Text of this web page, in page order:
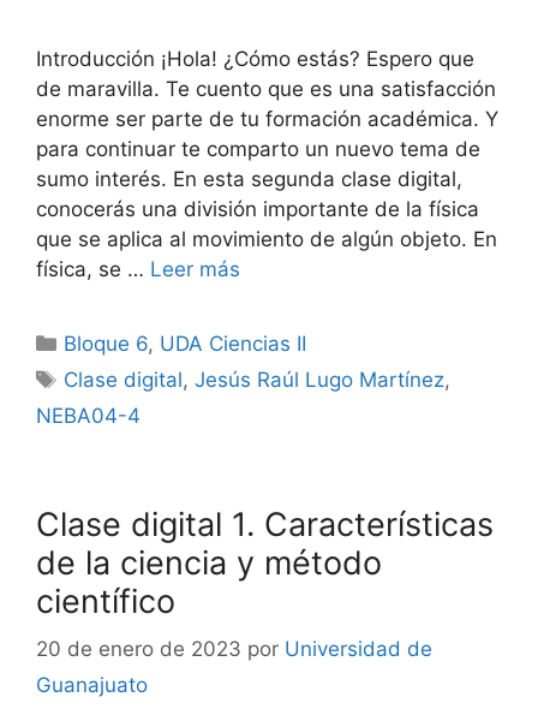
Introducción ¡Hola! ¿Cómo estás? Espero que
de maravilla. Te cuento que es una satisfacción
enorme ser parte de tu formación académica. Y
para continuar te comparto un nuevo tema de
sumo interés. En esta segunda clase digital,
conocerás una división importante de la física
que se aplica al movimiento de algún objeto. En
física, se … Leer más
Categorías
Bloque 6, UDA Ciencias II
Etiquetas
Clase digital,Jesús Raúl Lugo Martínez,
NEBA04-4
Clase digital 1. Características
de la ciencia y método
científico
20 de enero de 2023 por Universidad de
Guanajuato